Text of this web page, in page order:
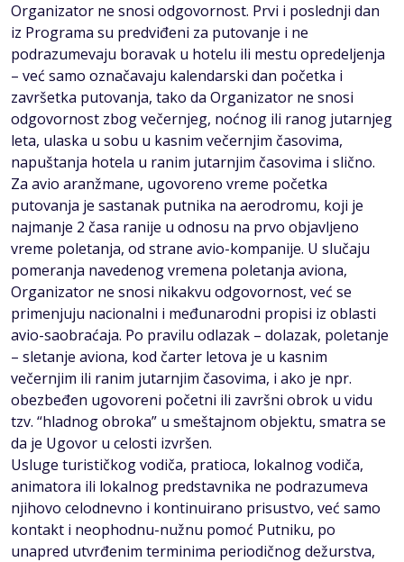
Organizator ne snosi odgovornost. Prvi i poslednji dan
iz Programa su predviđeni za putovanje i ne
podrazumevaju boravak u hotelu ili mestu opredeljenja
– već samo označavaju kalendarski dan početka i
završetka putovanja, tako da Organizator ne snosi
odgovornost zbog večernjeg, noćnog ili ranog jutarnjeg
leta, ulaska u sobu u kasnim večernjim časovima,
napuštanja hotela u ranim jutarnjim časovima i slično.
Za avio aranžmane, ugovoreno vreme početka
putovanja je sastanak putnika na aerodromu, koji je
najmanje 2 časa ranije u odnosu na prvo objavljeno
vreme poletanja, od strane avio-kompanije. U slučaju
pomeranja navedenog vremena poletanja aviona,
Organizator ne snosi nikakvu odgovornost, već se
primenjuju nacionalni i međunarodni propisi iz oblasti
avio-saobraćaja. Po pravilu odlazak – dolazak, poletanje
– sletanje aviona, kod čarter letova je u kasnim
večernjim ili ranim jutarnjim časovima, i ako je npr.
obezbeđen ugovoreni početni ili završni obrok u vidu
tzv. “hladnog obroka” u smeštajnom objektu, smatra se
da je Ugovor u celosti izvršen.
Usluge turističkog vodiča, pratioca, lokalnog vodiča,
animatora ili lokalnog predstavnika ne podrazumeva
njihovo celodnevno i kontinuirano prisustvo, već samo
kontakt i neophodnu-nužnu pomoć Putniku, po
unapred utvrđenim terminima periodičnog dežurstva,